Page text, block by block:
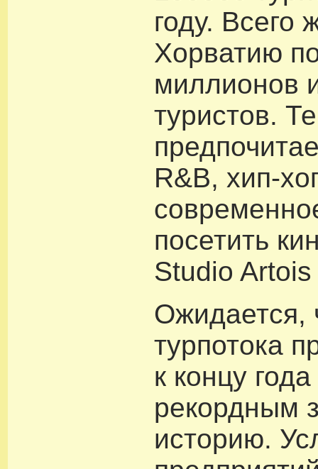
году. Всего
Хорватию
миллионов
туристов.
R&B, хип-
посетить
Studio
Ожидается,
турпотока
к концу
рекордным
историю.